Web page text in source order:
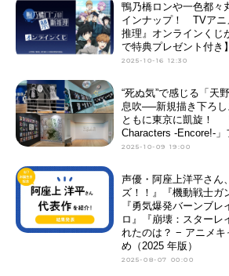
鴨乃橋ロンや一色都々
インナップ！ TVアニ
推理』オンラインくじ
で特典プレゼント付き】
2025-10-16 12:30
“死ぬ気”で感じる「天
息吹──新規描き下ろし
ともに東京に凱旋！
Characters -Encore!-」
2025-10-09 19:00
声優・阿座上洋平さん
ズ！！』『機動戦士ガ
『勇気爆発バーンブ
ロ』『崩壊：スターレ
れたのは？ − アニメキ
め（2025 年版）
2025-08-07 00:00